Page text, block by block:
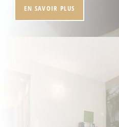
EN SAVOIR PLUS